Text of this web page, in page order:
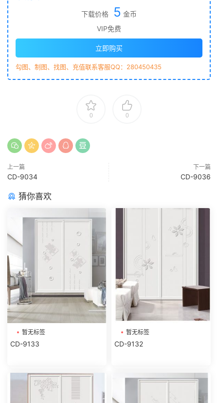
下载价格 5 金币
VIP免费
立即购买
勾图、制图、找图、充值联系客服QQ：280450435
0 0
上一篇
CD-9034
下一篇
CD-9036
猜你喜欢
暂无标签
CD-9133
暂无标签
CD-9132